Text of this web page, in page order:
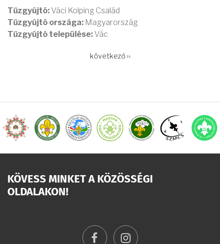
Tűzgyújtó: Váci Kolping Család
Tűzgyújtó országa: Magyarország
Tűzgyújtó települése: Vác
Következő
következő ››
KÖVESS MINKET A KÖZÖSSÉGI
OLDALAKON!
facebookinstagram